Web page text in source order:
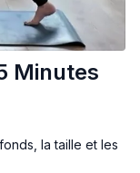
Minutes
la taille et les